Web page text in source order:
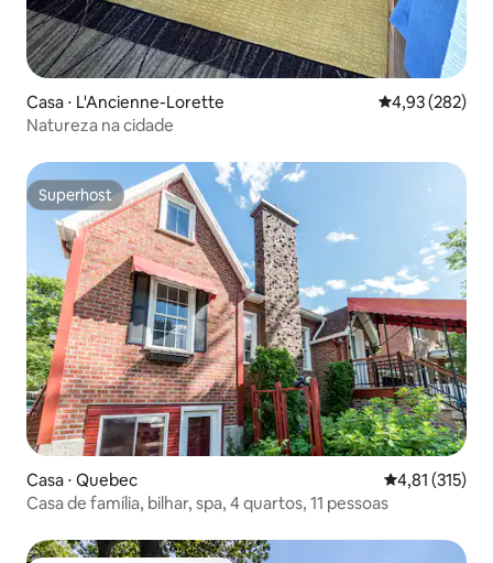
Casa ⋅ L'Ancienne-Lorette 4,93 de uma
4,93 (282)
Natureza na cidade
Superhost
Superhost
Casa ⋅ Quebec 4,81 de uma
4,81 (315)
Casa de família, bilhar, spa, 4 quartos, 11 pessoas